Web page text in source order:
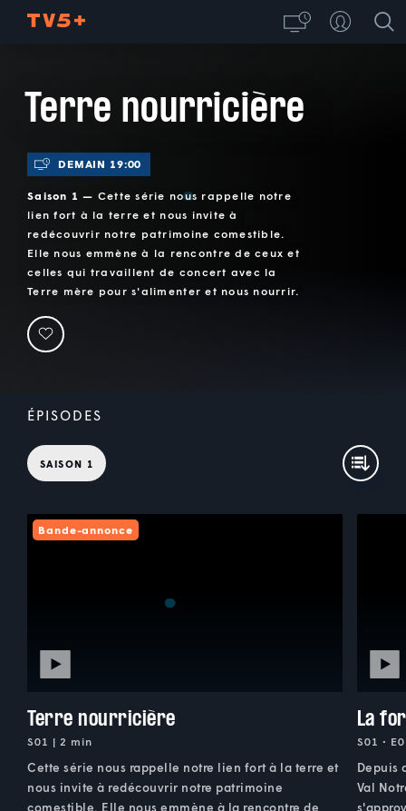
Terre nourricière
DEMAIN 19:00
Saison 1 — Cette série nous rappelle notre
lien fort à la terre et nous invite à
redécouvrir notre patrimoine comestible.
Elle nous emmène à la rencontre de ceux et
celles qui travaillent de concert avec la
Terre mère pour s'alimenter et nous nourrir.
ÉPISODES
SAISON 1
Bande-annonce
Terre nourricière
S01 | 2 min
Cette série nous rappelle notre lien fort à la terre et
nous invite à redécouvrir notre patrimoine
comestible. Elle nous emmène à la rencontre de
La
S01 •
Depuis
Val